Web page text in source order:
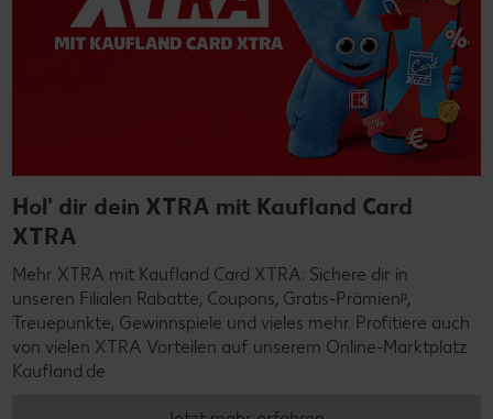
Hol' dir dein XTRA mit Kaufland Card
XTRA
Mehr XTRA mit Kaufland Card XTRA: Sichere dir in
unseren Filialen Rabatte, Coupons, Gratis-Prämienᵖ,
Treuepunkte, Gewinnspiele und vieles mehr. Profitiere auch
von vielen XTRA Vorteilen auf unserem Online-Marktplatz
Kaufland.de